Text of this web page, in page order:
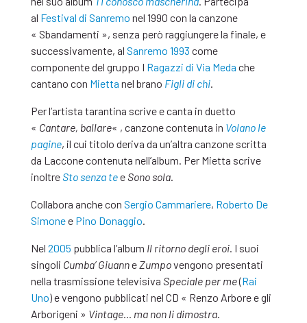
al Festival di Sanremo nel 1990 con la canzone
« Sbandamenti », senza però raggiungere la finale, e
successivamente, al Sanremo 1993 come
componente del gruppo I Ragazzi di Via Meda che
cantano con Mietta nel brano Figli di chi.
Per l’artista tarantina scrive e canta in duetto
« Cantare, ballare« , canzone contenuta in Volano le
pagine, il cui titolo deriva da un’altra canzone scritta
da Laccone contenuta nell’album. Per Mietta scrive
inoltreSto senza teeSono sola.
Collabora anche con Sergio Cammariere, Roberto De
Simonee Pino Donaggio.
Nel 2005 pubblica l’album Il ritorno degli eroi. I suoi
singoli Cumba’ GiuanneZumpovengono presentati
nella trasmissione televisiva Speciale per me(Rai
Uno) e vengono pubblicati nel CD « Renzo Arbore e gli
Arborigeni » Vintage… ma non li dimostra.